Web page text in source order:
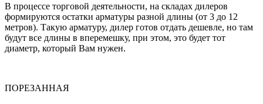
В процессе торговой деятельности, на складах дилеров
формируются остатки арматуры разной длины (от 3 до 12
метров). Такую арматуру, дилер готов отдать дешевле, но там
будут все длины в вперемешку, при этом, это будет тот
диаметр, который Вам нужен.
ПОРЕЗАННАЯ